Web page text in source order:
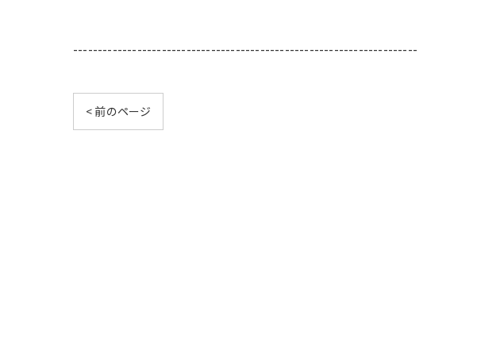
----------------------------------------------------------------------
< 前のページ